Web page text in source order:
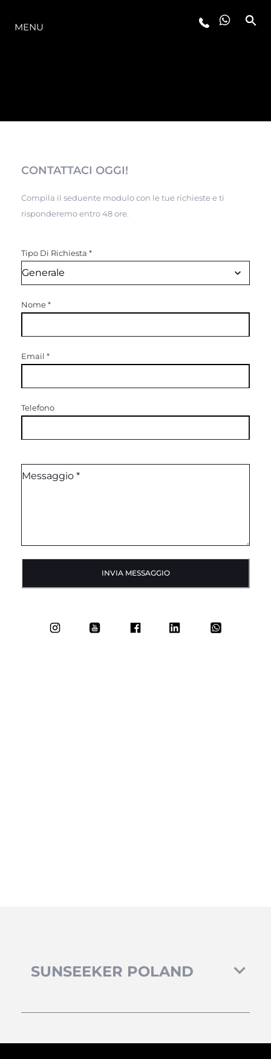
MENU
CONTATTACI OGGI!
Compila il seduente modulo con le tue richieste e ti
risponderemo entro 48 ore.
Tipo Di Richiesta *
Nome*
Email *
Telefono
INVIA MESSAGGIO
SUNSEEKER POLAND